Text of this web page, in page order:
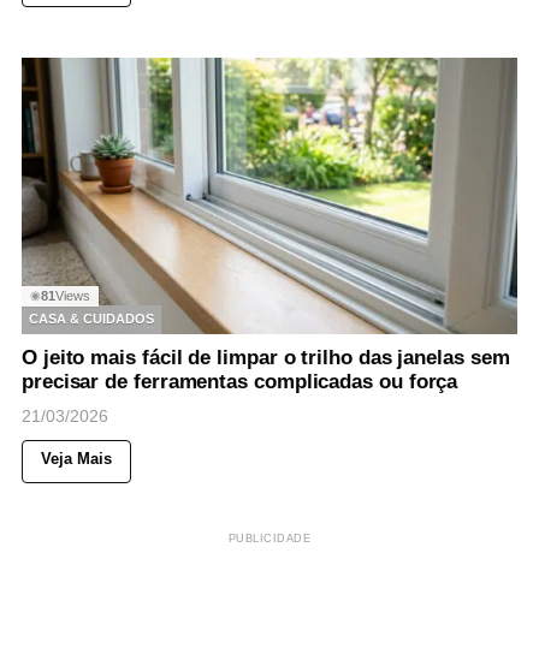
◉81Views
CASA & CUIDADOS
O jeito mais fácil de limpar o trilho das janelas sem
precisar de ferramentas complicadas ou força
21/03/2026
Veja Mais
PUBLICIDADE